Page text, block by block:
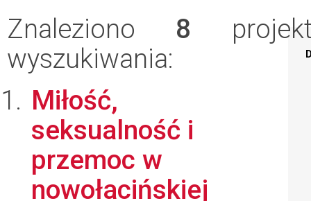
Znaleziono 8
wyszukiwania:
Miłość,
seksualność i
przemoc w
nowołacińskiej